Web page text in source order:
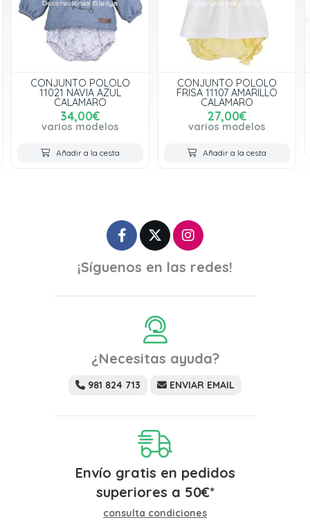
CONJUNTO POLOLO
11021 NAVIA AZUL
CALAMARO
34,00€
varios modelos
Añadir a la cesta
CONJUNTO POLOLO
FRISA 11107 AMARILLO
CALAMARO
27,00€
varios modelos
Añadir a la cesta
¡Síguenos en las redes!
¿Necesitas ayuda?
981 824 713 ENVIAR EMAIL
Envío gratis en pedidos
superiores a 50€*
consulta condiciones